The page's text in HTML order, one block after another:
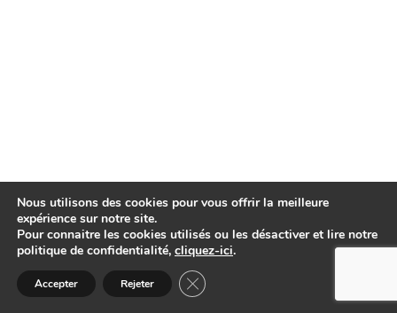
Nous utilisons des cookies pour vous offrir la meilleure
expérience sur notre site.
Pour connaitre les cookies utilisés ou les désactiver et lire notre
politique de confidentialité, cliquez-ici.
Accepter Rejeter Fermer la bannière des cookies